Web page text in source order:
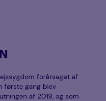
forårsaget af
første gang blev
af 2019, og som